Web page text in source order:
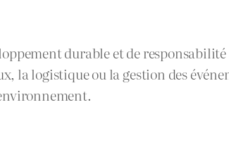
durable et de
la logistique ou la gestion des